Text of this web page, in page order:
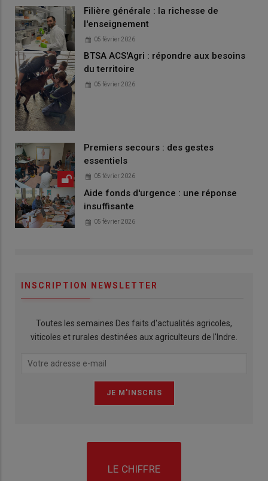
Filière générale : la richesse de
l'enseignement
05 février 2026
BTSA ACS'Agri : répondre aux besoins
du territoire
05 février 2026
Premiers secours : des gestes
essentiels
05 février 2026
Aide fonds d'urgence : une réponse
insuffisante
05 février 2026
INSCRIPTION NEWSLETTER
Toutes les semaines Des faits d'actualités agricoles,
viticoles et rurales destinées aux agriculteurs de l'Indre.
LE CHIFFRE